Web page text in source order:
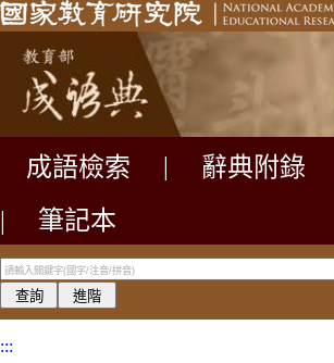
成語檢索 辭典附錄
|
筆記本
:::